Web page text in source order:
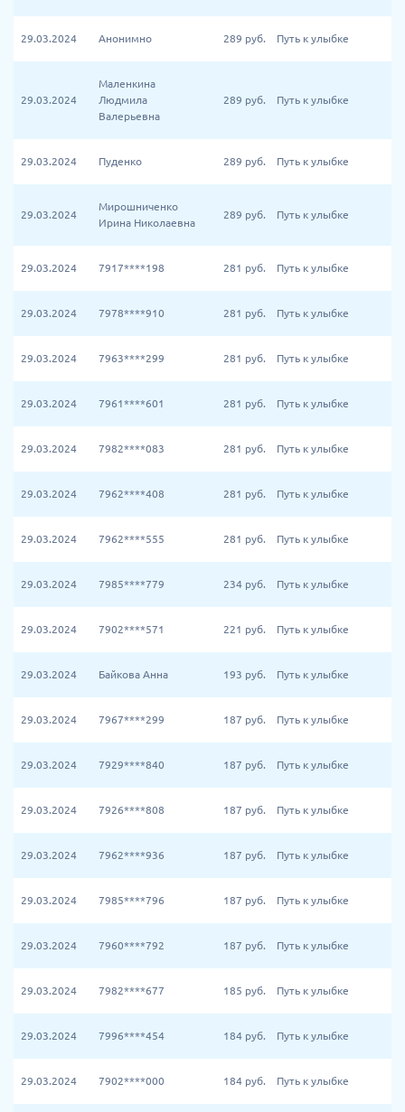
29.03.2024 Анонимно 289 руб. Путь к улыбке
29.03.2024
Маленкина
Людмила
Валерьевна
289 руб. Путь к улыбке
29.03.2024 Пуденко 289 руб. Путь к улыбке
29.03.2024
Мирошниченко
Ирина Николаевна
289 руб. Путь к улыбке
29.03.2024 7917****198 281 руб. Путь к улыбке
29.03.2024 7978****910 281 руб. Путь к улыбке
29.03.2024 7963****299 281 руб. Путь к улыбке
29.03.2024 7961****601 281 руб. Путь к улыбке
29.03.2024 7982****083 281 руб. Путь к улыбке
29.03.2024 7962****408 281 руб. Путь к улыбке
29.03.2024 7962****555 281 руб. Путь к улыбке
29.03.2024 7985****779 234 руб. Путь к улыбке
29.03.2024 7902****571 221 руб. Путь к улыбке
29.03.2024 Байкова Анна 193 руб. Путь к улыбке
29.03.2024 7967****299 187 руб. Путь к улыбке
29.03.2024 7929****840 187 руб. Путь к улыбке
29.03.2024 7926****808 187 руб. Путь к улыбке
29.03.2024 7962****936 187 руб. Путь к улыбке
29.03.2024 7985****796 187 руб. Путь к улыбке
29.03.2024 7960****792 187 руб. Путь к улыбке
29.03.2024 7982****677 185 руб. Путь к улыбке
29.03.2024 7996****454 184 руб. Путь к улыбке
29.03.2024 7902****000 184 руб. Путь к улыбке